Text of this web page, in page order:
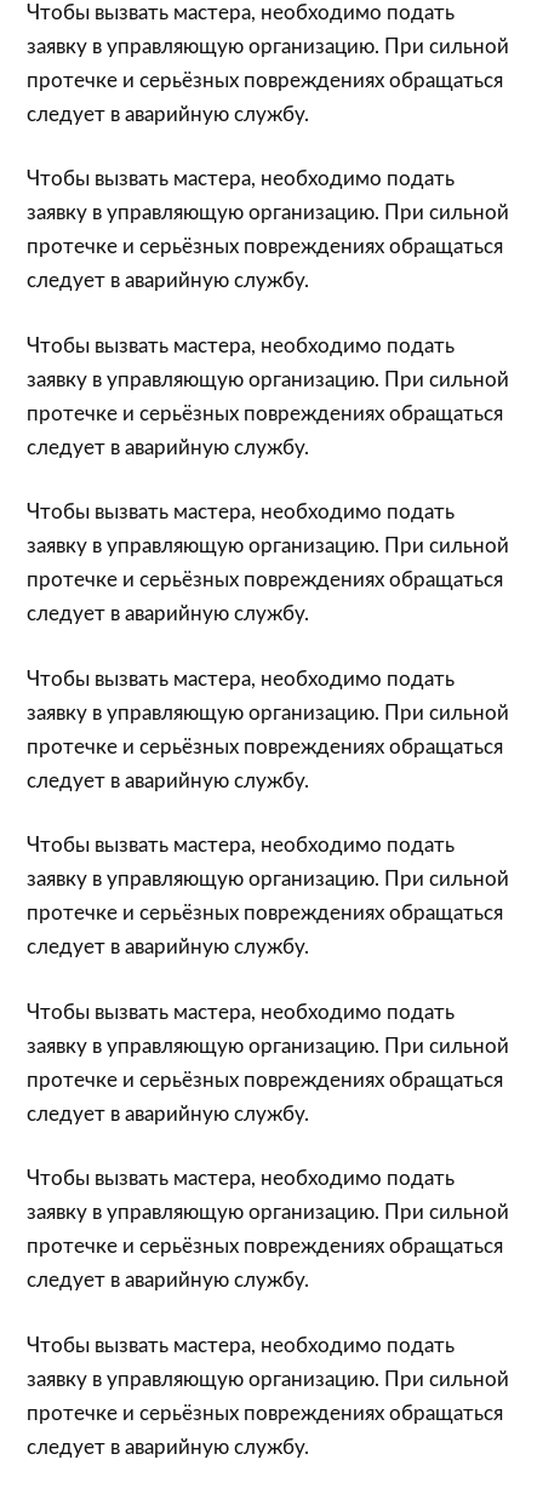
Чтобы вызвать мастера, необходимо подать
заявку в управляющую организацию. При сильной
протечке и серьёзных повреждениях обращаться
следует в аварийную службу.
Чтобы вызвать мастера, необходимо подать
заявку в управляющую организацию. При сильной
протечке и серьёзных повреждениях обращаться
следует в аварийную службу.
Чтобы вызвать мастера, необходимо подать
заявку в управляющую организацию. При сильной
протечке и серьёзных повреждениях обращаться
следует в аварийную службу.
Чтобы вызвать мастера, необходимо подать
заявку в управляющую организацию. При сильной
протечке и серьёзных повреждениях обращаться
следует в аварийную службу.
Чтобы вызвать мастера, необходимо подать
заявку в управляющую организацию. При сильной
протечке и серьёзных повреждениях обращаться
следует в аварийную службу.
Чтобы вызвать мастера, необходимо подать
заявку в управляющую организацию. При сильной
протечке и серьёзных повреждениях обращаться
следует в аварийную службу.
Чтобы вызвать мастера, необходимо подать
заявку в управляющую организацию. При сильной
протечке и серьёзных повреждениях обращаться
следует в аварийную службу.
Чтобы вызвать мастера, необходимо подать
заявку в управляющую организацию. При сильной
протечке и серьёзных повреждениях обращаться
следует в аварийную службу.
Чтобы вызвать мастера, необходимо подать
заявку в управляющую организацию. При сильной
протечке и серьёзных повреждениях обращаться
следует в аварийную службу.